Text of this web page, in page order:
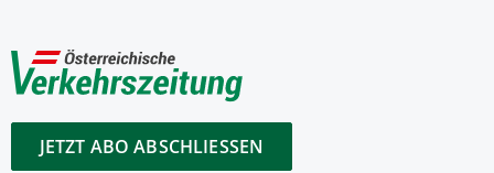
JETZT ABO ABSCHLIESSEN